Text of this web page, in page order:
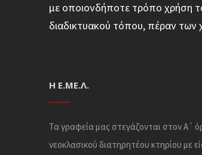
με οποιονδήποτε τρόπο χρήση
διαδικτυακού τόπου, πέραν
Η Ε.ΜΕ.Λ.
Τα γραφεία μας στεγάζονται στον Α΄
νεοκλασικού διατηρητέου κτηρίου με